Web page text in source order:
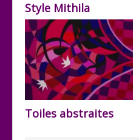
Style Mithila
Toiles abstraites